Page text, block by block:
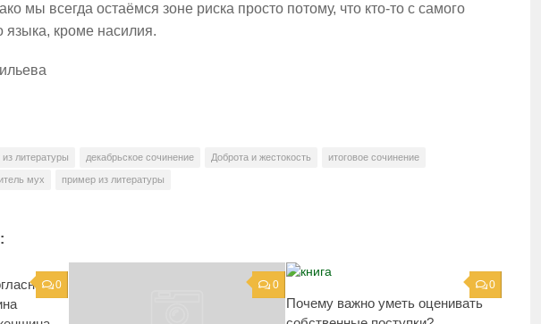
мы всегда остаёмся зоне риска просто потому, что кто-то с самого
языка, кроме насилия.
из литературы декабрьское сочинение Доброта и жестокость итоговое сочинение
мух пример из литературы
0 0 0
Почему важно уметь оценивать